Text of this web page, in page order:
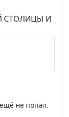
СТОЛИЦЫ И
не попал.